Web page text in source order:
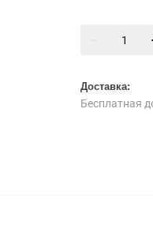
Доставка:
Бесплатная